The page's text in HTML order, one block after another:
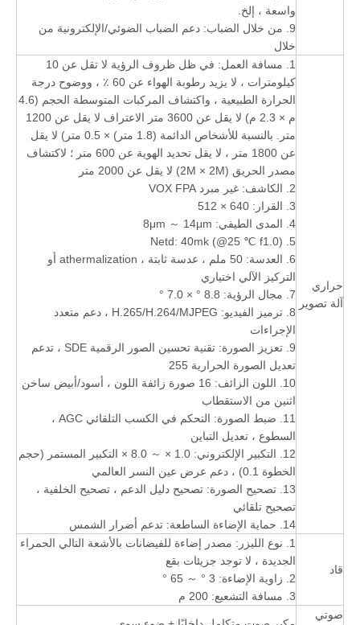
واسعة ، إلخ.
9. من خلال الضباب: دعم الضباب الضوئي/الإلكترونية من
خلال
حراري
آلة تصوير
1. مسافة العمل: في ظل ظروف الرؤية لا تقل عن 10
كيلومترات ، لا يزيد رطوبة الهواء عن 60 ٪ ، ووضوح درجة
الحرارة الطبيعية ، واكتشاف المركبات المتوسطة الحجم (4.6
م × 2.3 م) لا يقل عن 3600 متر الاعتراف لا يقل عن 1200
متر. بالنسبة للأشخاص الدائمة (1.8 متر) × 0.5 متر) لا يقل
عن 1800 متر ، لا يقل تحديد الهوية عن 600 متر ؛ لاكتشاف
مصدر الحريق (2M × 2M) لا يقل عن 2000 متر
2. الكاشف: غير مبرد VOX FPA
3. القرار: 640 × 512
4. المدى الطيفي: 8μm ～ 14μm
5. Netd: 40mk (@25 ℃ f1.0)
6. العدسة: 50 ملم ، عدسة ثابتة ، athermalization أو
التركيز الآلي اختياري
7. مجال الرؤية: 8.8 ° × 7.0 °
8. ترميز الفيديو: H.265/H.264/MJPEG ، دعم متعدد
الإجراءات
9. تعزيز الصورة: تقنية تحسين الصور الرقمية SDE ، تدعم
تعديل الصورة الحرارية 255
10. اللون الزائف: 16 صورة زائفة اللون ، أسود/أبيض ساخن
اثنين من الاستقطاب
11. ضبط الصورة: التحكم في الكسب التلقائي AGC ،
السطوع ، تعديل التباين
12. التكبير الإلكتروني: 1.0 × ～ 8.0 × التكبير المستمر (حجم
الخطوة 0.1) ، دعم عرض عين النسر العالمي
13. تصحيح الصورة: تصحيح دليل الدعم ، تصحيح الخلفية ،
تصحيح تلقائي
14. حماية الإضاءة الساطعة: تدعم أضرار الشمس
قاد
1. نوع الليزر: مصدر إضاءة للفيضانات بالأشعة التالي الحمراء
الجديدة ، لا توجد جزيئات بقع
2. زاوية الإضاءة: 3 ° ～ 65 °
3. مسافة التشعيع: 200 م
صوتي